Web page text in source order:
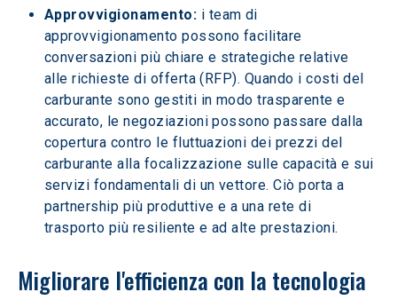
Approvvigionamento: i team di
approvvigionamento possono facilitare
conversazioni più chiare e strategiche relative
alle richieste di offerta (RFP). Quando i costi del
carburante sono gestiti in modo trasparente e
accurato, le negoziazioni possono passare dalla
copertura contro le fluttuazioni dei prezzi del
carburante alla focalizzazione sulle capacità e sui
servizi fondamentali di un vettore. Ciò porta a
partnership più produttive e a una rete di
trasporto più resiliente e ad alte prestazioni.
Migliorare l'efficienza con la tecnologia